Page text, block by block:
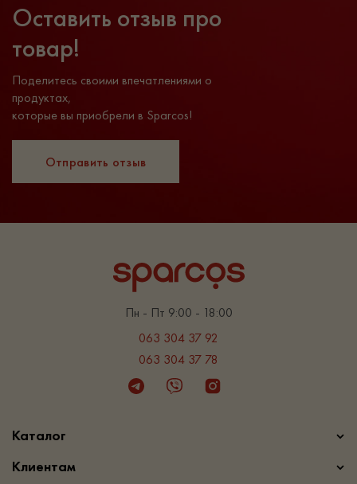
Оставить отзыв про
товар!
Поделитесь своими впечатлениями о
продуктах,
которые вы приобрели в Sparcos!
Отправить отзыв
Пн - Пт 9:00 - 18:00
063 304 37 92
063 304 37 78
TelegramViber Instagram
Каталог
Клиентам